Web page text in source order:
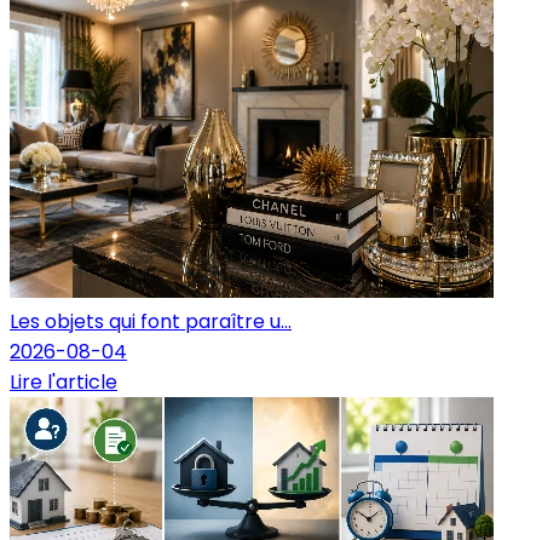
Les objets qui font paraître u...
2026-08-04
Lire l'article